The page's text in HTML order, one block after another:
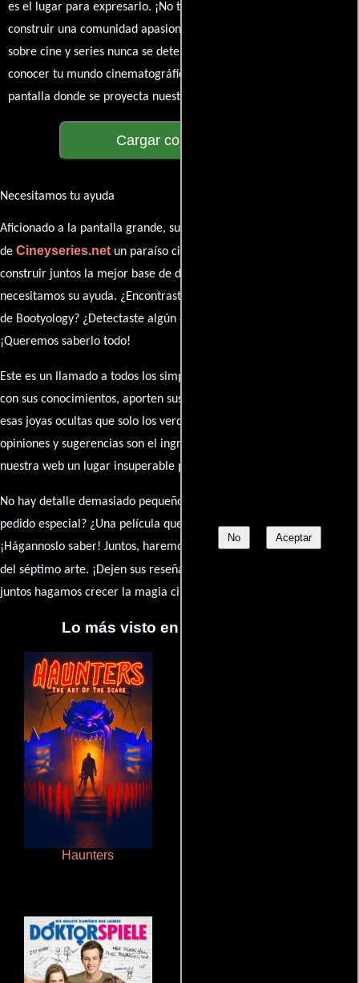
No Aceptar
es el lugar para expresarlo. ¡No te guardes nada! Queremos
construir una comunidad apasionada donde la conversación
sobre cine y series nunca se detenga. Únete a la charla y déjanos
conocer tu mundo cinematográfico. ¡Los comentarios son la
pantalla donde se proyecta nuestra diversidad de opiniones!
Cargar comentarios
Necesitamos tu ayuda
Aficionado a la pantalla grande, su participación es clave para hacer
de Cineyseries.netun paraíso cinéfilo completo. Queremos
construir juntos la mejor base de datos cinematográfica, pero
necesitamos su ayuda. ¿Encontraste algún dato faltante en la ficha
de Bootyology? ¿Detectaste algún error en la sinopsis o el elenco?
¡Queremos saberlo todo!
Este es un llamado a todos los simpatizantes del cine: contribuyan
con sus conocimientos, aporten sus descubrimientos y compartan
esas joyas ocultas que solo los verdaderos fanáticos conocen. Sus
opiniones y sugerencias son el ingrediente secreto que hará de
nuestra web un lugar insuperable para los amantes del celuloide.
No hay detalle demasiado pequeño ni opinión insignificante. ¿Algún
pedido especial? ¿Una película que sueñas con ver reseñada?
¡Hágannoslo saber! Juntos, haremos de esta comunidad el epicentro
del séptimo arte. ¡Dejen sus reseña en la
juntos hagamos crecer la magia cinematográfica!
Lo más visto en Cineyseries.net
Haunters